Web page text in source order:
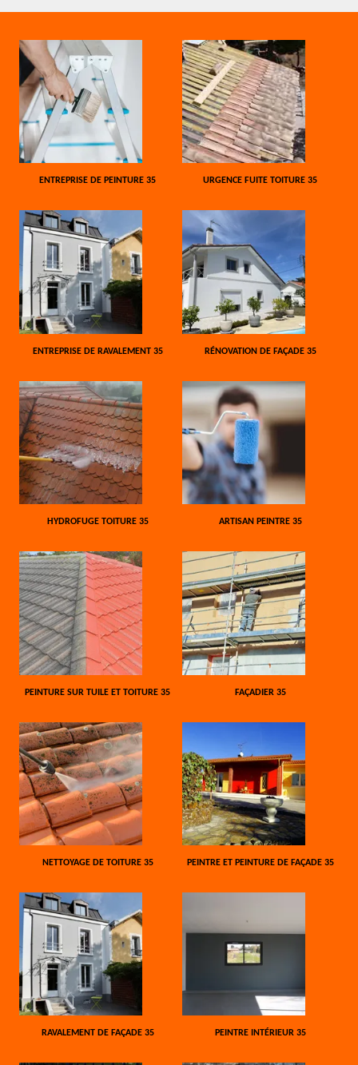
ENTREPRISE DE PEINTURE 35 URGENCE FUITE TOITURE 35
ENTREPRISE DE RAVALEMENT 35 RÉNOVATION DE FAÇADE 35
HYDROFUGE TOITURE 35 ARTISAN PEINTRE 35
PEINTURE SUR TUILE ET TOITURE 35 FAÇADIER 35
NETTOYAGE DE TOITURE 35 PEINTRE ET PEINTURE DE FAÇADE 35
RAVALEMENT DE FAÇADE 35 PEINTRE INTÉRIEUR 35